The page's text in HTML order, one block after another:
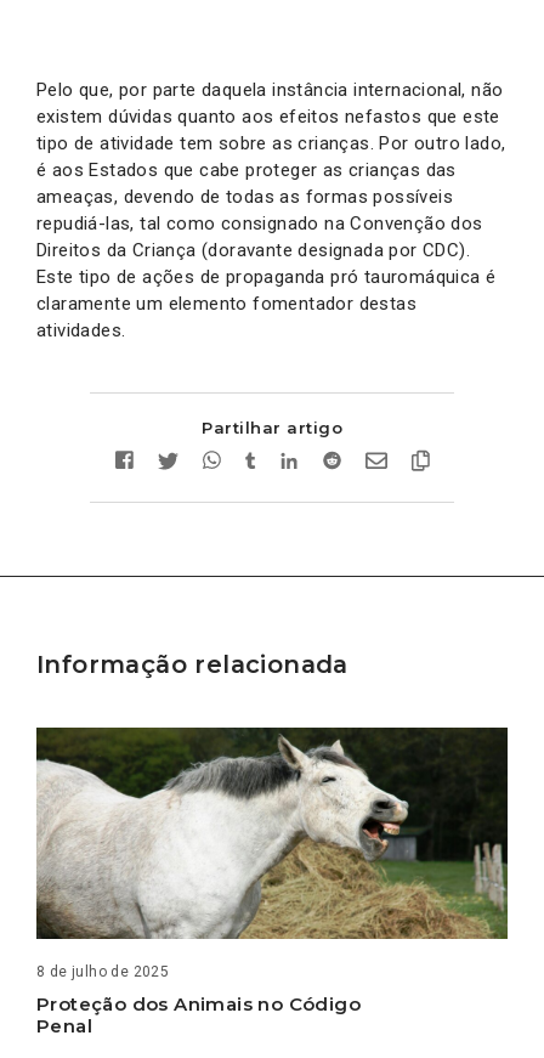
Pelo que, por parte daquela instância internacional, não
existem dúvidas quanto aos efeitos nefastos que este
tipo de atividade tem sobre as crianças. Por outro lado,
é aos Estados que cabe proteger as crianças das
ameaças, devendo de todas as formas possíveis
repudiá-las, tal como consignado na Convenção dos
Direitos da Criança (doravante designada por CDC).
Este tipo de ações de propaganda pró tauromáquica é
claramente um elemento fomentador destas
atividades.
Partilhar artigo
Informação relacionada
8 de julho de 2025
Proteção dos Animais no Código
Penal